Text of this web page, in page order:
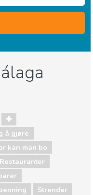
å gjøre
kan man bo
Strender